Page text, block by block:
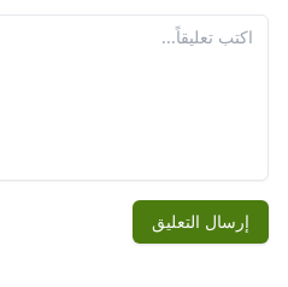
تعليقك
إرسال التعليق